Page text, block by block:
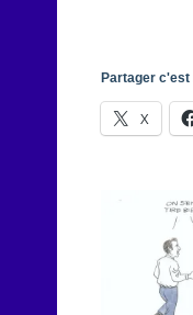
Partager c'est
X